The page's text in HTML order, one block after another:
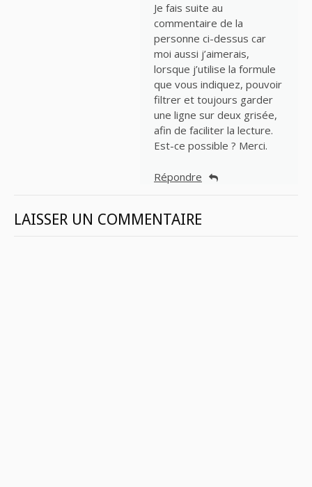
Je fais suite au
commentaire de la
personne ci-dessus car
moi aussi j’aimerais,
lorsque j’utilise la formule
que vous indiquez, pouvoir
filtrer et toujours garder
une ligne sur deux grisée,
afin de faciliter la lecture.
Est-ce possible ? Merci.
Répondre
LAISSER UN COMMENTAIRE